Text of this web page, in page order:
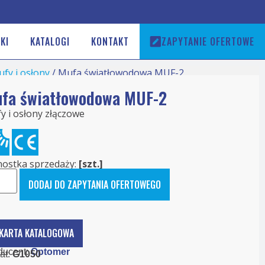
KATALOGI KONTAKT ZAPYTANIE OFERTOWE
i osłony / Mufa światłowodowa MUF-2
światłowodowa MUF-2
i osłony złączowe
sprzedaży: [szt.]
DODAJ DO ZAPYTANIA OFERTOWEGO
KARTA KATALOGOWA
Optomer
G1050